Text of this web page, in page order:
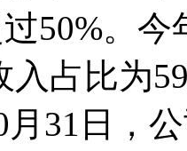
50%。
入占比为
月31日，